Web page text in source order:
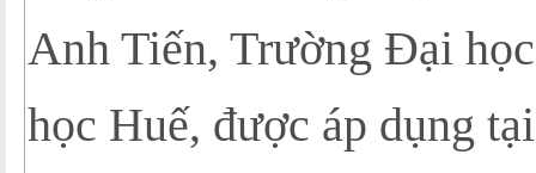
Anh Tiến, Trường Đại
học Huế, được áp dụng